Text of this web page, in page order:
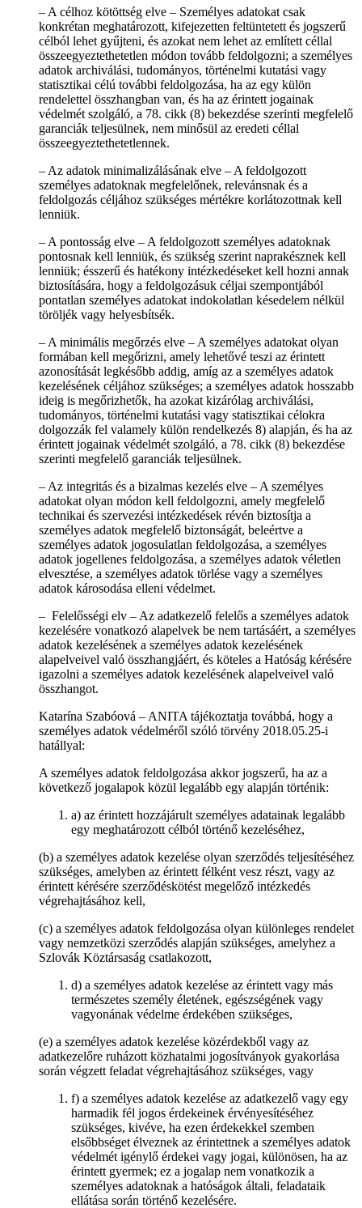
– A célhoz kötöttség elve – Személyes adatokat csak
konkrétan meghatározott, kifejezetten feltüntetett és jogszerű
célból lehet gyűjteni, és azokat nem lehet az említett céllal
összeegyeztethetetlen módon tovább feldolgozni; a személyes
adatok archiválási, tudományos, történelmi kutatási vagy
statisztikai célú további feldolgozása, ha az egy külön
rendelettel összhangban van, és ha az érintett jogainak
védelmét szolgáló, a 78. cikk (8) bekezdése szerinti megfelelő
garanciák teljesülnek, nem minősül az eredeti céllal
összeegyeztethetetlennek.
– Az adatok minimalizálásának elve – A feldolgozott
személyes adatoknak megfelelőnek, relevánsnak és a
feldolgozás céljához szükséges mértékre korlátozottnak kell
lenniük.
– A pontosság elve – A feldolgozott személyes adatoknak
pontosnak kell lenniük, és szükség szerint naprakésznek kell
lenniük; ésszerű és hatékony intézkedéseket kell hozni annak
biztosítására, hogy a feldolgozásuk céljai szempontjából
pontatlan személyes adatokat indokolatlan késedelem nélkül
töröljék vagy helyesbítsék.
– A minimális megőrzés elve – A személyes adatokat olyan
formában kell megőrizni, amely lehetővé teszi az érintett
azonosítását legkésőbb addig, amíg az a személyes adatok
kezelésének céljához szükséges; a személyes adatok hosszabb
ideig is megőrizhetők, ha azokat kizárólag archiválási,
tudományos, történelmi kutatási vagy statisztikai célokra
dolgozzák fel valamely külön rendelkezés 8) alapján, és ha az
érintett jogainak védelmét szolgáló, a 78. cikk (8) bekezdése
szerinti megfelelő garanciák teljesülnek.
– Az integritás és a bizalmas kezelés elve – A személyes
adatokat olyan módon kell feldolgozni, amely megfelelő
technikai és szervezési intézkedések révén biztosítja a
személyes adatok megfelelő biztonságát, beleértve a
személyes adatok jogosulatlan feldolgozása, a személyes
adatok jogellenes feldolgozása, a személyes adatok véletlen
elvesztése, a személyes adatok törlése vagy a személyes
adatok károsodása elleni védelmet.
– Felelősségi elv – Az adatkezelő felelős a személyes adatok
kezelésére vonatkozó alapelvek be nem tartásáért, a személyes
adatok kezelésének a személyes adatok kezelésének
alapelveivel való összhangjáért, és köteles a Hatóság kérésére
igazolni a személyes adatok kezelésének alapelveivel való
összhangot.
Katarína Szabóová – ANITA tájékoztatja továbbá, hogy a
személyes adatok védelméről szóló törvény 2018.05.25-i
hatállyal:
A személyes adatok feldolgozása akkor jogszerű, ha az a
következő jogalapok közül legalább egy alapján történik:
a) az érintett hozzájárult személyes adatainak legalább
egy meghatározott célból történő kezeléséhez,
(b) a személyes adatok kezelése olyan szerződés teljesítéséhez
szükséges, amelyben az érintett félként vesz részt, vagy az
érintett kérésére szerződéskötést megelőző intézkedés
végrehajtásához kell,
(c) a személyes adatok feldolgozása olyan különleges rendelet
vagy nemzetközi szerződés alapján szükséges, amelyhez a
Szlovák Köztársaság csatlakozott,
d) a személyes adatok kezelése az érintett vagy más
természetes személy életének, egészségének vagy
vagyonának védelme érdekében szükséges,
(e) a személyes adatok kezelése közérdekből vagy az
adatkezelőre ruházott közhatalmi jogosítványok gyakorlása
során végzett feladat végrehajtásához szükséges, vagy
f) a személyes adatok kezelése az adatkezelő vagy egy
harmadik fél jogos érdekeinek érvényesítéséhez
szükséges, kivéve, ha ezen érdekekkel szemben
elsőbbséget élveznek az érintettnek a személyes adatok
védelmét igénylő érdekei vagy jogai, különösen, ha az
érintett gyermek; ez a jogalap nem vonatkozik a
személyes adatoknak a hatóságok általi, feladataik
ellátása során történő kezelésére.